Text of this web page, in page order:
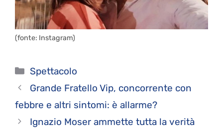
(fonte: Instagram)
Categorie
Spettacolo
Grande Fratello Vip, concorrente con
febbre e altri sintomi: è allarme?
Ignazio Moser ammette tutta la verità